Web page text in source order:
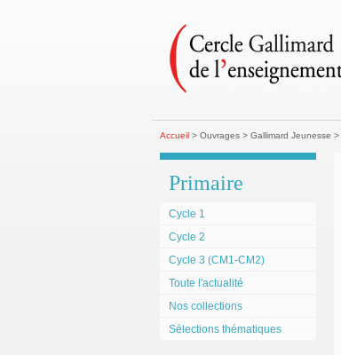
Accueil> Ouvrages > Gallimard Jeunesse >
Primaire
Cycle 1
Cycle 2
Cycle 3 (CM1-CM2)
Toute l'actualité
Nos collections
Sélections thématiques